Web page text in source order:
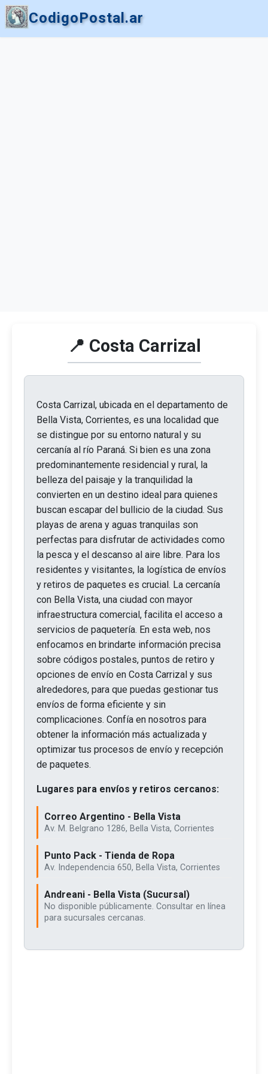
CodigoPostal.ar
📍 Costa Carrizal
Costa Carrizal, ubicada en el departamento de
Bella Vista, Corrientes, es una localidad que
se distingue por su entorno natural y su
cercanía al río Paraná. Si bien es una zona
predominantemente residencial y rural, la
belleza del paisaje y la tranquilidad la
convierten en un destino ideal para quienes
buscan escapar del bullicio de la ciudad. Sus
playas de arena y aguas tranquilas son
perfectas para disfrutar de actividades como
la pesca y el descanso al aire libre. Para los
residentes y visitantes, la logística de envíos
y retiros de paquetes es crucial. La cercanía
con Bella Vista, una ciudad con mayor
infraestructura comercial, facilita el acceso a
servicios de paquetería. En esta web, nos
enfocamos en brindarte información precisa
sobre códigos postales, puntos de retiro y
opciones de envío en Costa Carrizal y sus
alrededores, para que puedas gestionar tus
envíos de forma eficiente y sin
complicaciones. Confía en nosotros para
obtener la información más actualizada y
optimizar tus procesos de envío y recepción
de paquetes.
Lugares para envíos y retiros cercanos:
Correo Argentino - Bella Vista
Av. M. Belgrano 1286, Bella Vista, Corrientes
Punto Pack - Tienda de Ropa
Av. Independencia 650, Bella Vista, Corrientes
Andreani - Bella Vista (Sucursal)
No disponible públicamente. Consultar en línea
para sucursales cercanas.